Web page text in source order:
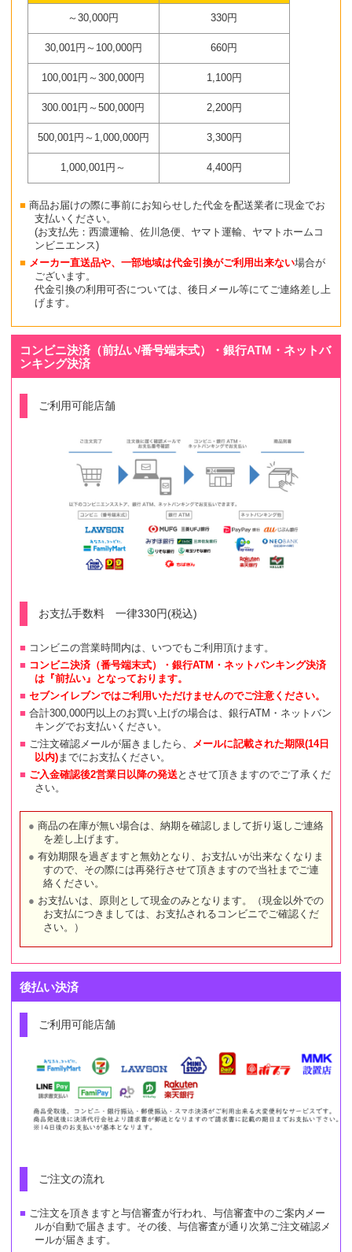
～30,000円 330円
30,001円～100,000円 660円
100,001円～300,000円 1,100円
300.001円～500,000円 2,200円
500,001円～1,000,000円 3,300円
1,000,001円～ 4,400円
商品お届けの際に事前にお知らせした代金を配送業者に現金でお
支払いください。
(お支払先：西濃運輸、佐川急便、ヤマト運輸、ヤマトホームコ
ンビニエンス)
メーカー直送品や、一部地域は代金引換がご利用出来ない場合が
ございます。
代金引換の利用可否については、後日メール等にてご連絡差し上
げます。
コンビニ決済（前払い/番号端末式）・銀行ATM・ネットバ
ンキング決済
ご利用可能店舗
お支払手数料 一律330円(税込)
コンビニの営業時間内は、いつでもご利用頂けます。
コンビニ決済（番号端末式）・銀行ATM・ネットバンキング決済
は『前払い』となっております。
セブンイレブンではご利用いただけませんのでご注意ください。
合計300,000円以上のお買い上げの場合は、銀行ATM・ネットバン
キングでお支払いください。
ご注文確認メールが届きましたら、 メールに記載された期限(14日
以内)までにお支払ください。
ご入金確認後2営業日以降の発送とさせて頂きますのでご了承くだ
さい。
商品の在庫が無い場合は、納期を確認しまして折り返しご連絡
を差し上げます。
有効期限を過ぎますと無効となり、お支払いが出来なくなりま
すので、その際には再発行させて頂きますので当社までご連
絡ください。
お支払いは、原則として現金のみとなります。（現金以外での
お支払につきましては、お支払されるコンビニでご確認くだ
さい。）
後払い決済
ご利用可能店舗
ご注文の流れ
ご注文を頂きますと与信審査が行われ、与信審査中のご案内メー
ルが自動で届きます。その後、与信審査が通り次第ご注文確認メ
ールが届きます。